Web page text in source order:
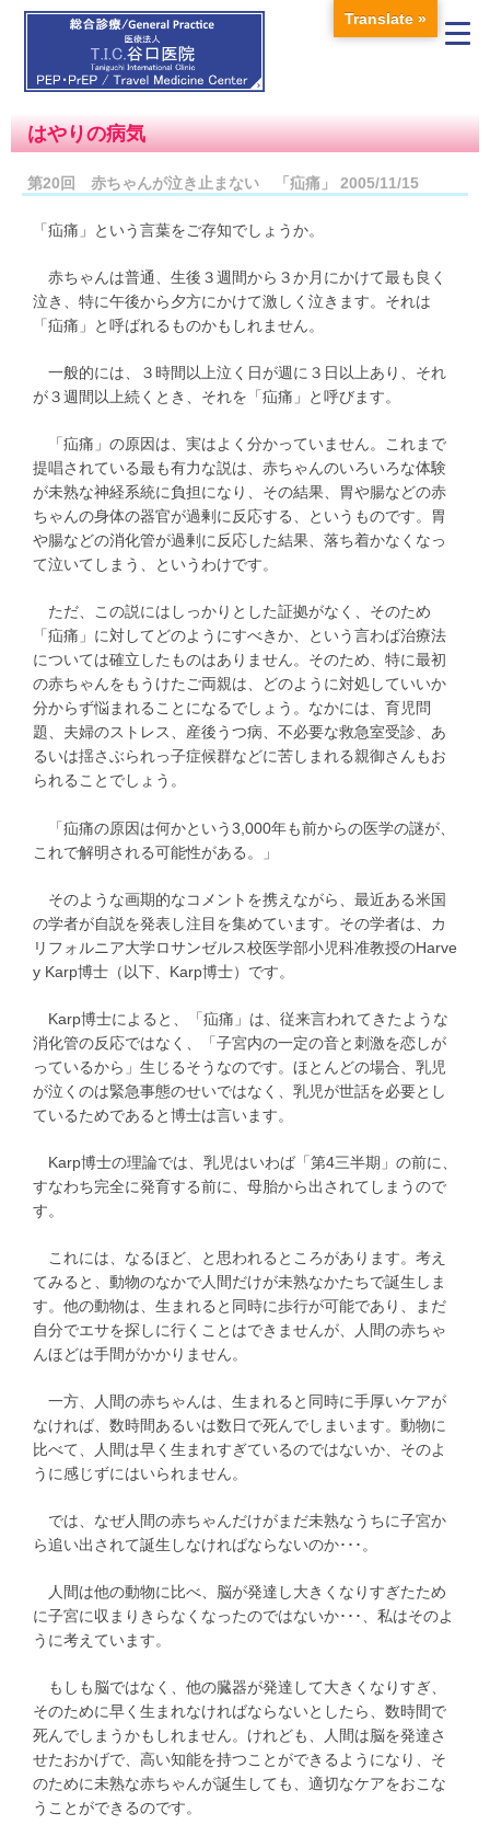
はやりの病気
第20回 赤ちゃんが泣き止まない 「疝痛」 2005/11/15
「疝痛」という言葉をご存知でしょうか。
赤ちゃんは普通、生後３週間から３か月にかけて最も良く
泣き、特に午後から夕方にかけて激しく泣きます。それは
「疝痛」と呼ばれるものかもしれません。
一般的には、３時間以上泣く日が週に３日以上あり、それ
が３週間以上続くとき、それを「疝痛」と呼びます。
「疝痛」の原因は、実はよく分かっていません。これまで
提唱されている最も有力な説は、赤ちゃんのいろいろな体験
が未熟な神経系統に負担になり、その結果、胃や腸などの赤
ちゃんの身体の器官が過剰に反応する、というものです。胃
や腸などの消化管が過剰に反応した結果、落ち着かなくなっ
て泣いてしまう、というわけです。
ただ、この説にはしっかりとした証拠がなく、そのため
「疝痛」に対してどのようにすべきか、という言わば治療法
については確立したものはありません。そのため、特に最初
の赤ちゃんをもうけたご両親は、どのように対処していいか
分からず悩まれることになるでしょう。なかには、育児問
題、夫婦のストレス、産後うつ病、不必要な救急室受診、あ
るいは揺さぶられっ子症候群などに苦しまれる親御さんもお
られることでしょう。
「疝痛の原因は何かという3,000年も前からの医学の謎が、
これで解明される可能性がある。」
そのような画期的なコメントを携えながら、最近ある米国
の学者が自説を発表し注目を集めています。その学者は、カ
リフォルニア大学ロサンゼルス校医学部小児科准教授のHarve
y Karp博士（以下、Karp博士）です。
Karp博士によると、「疝痛」は、従来言われてきたような
消化管の反応ではなく、「子宮内の一定の音と刺激を恋しが
っているから」生じるそうなのです。ほとんどの場合、乳児
が泣くのは緊急事態のせいではなく、乳児が世話を必要とし
ているためであると博士は言います。
Karp博士の理論では、乳児はいわば「第4三半期」の前に、
すなわち完全に発育する前に、母胎から出されてしまうので
す。
これには、なるほど、と思われるところがあります。考え
てみると、動物のなかで人間だけが未熟なかたちで誕生しま
す。他の動物は、生まれると同時に歩行が可能であり、まだ
自分でエサを探しに行くことはできませんが、人間の赤ちゃ
んほどは手間がかかりません。
一方、人間の赤ちゃんは、生まれると同時に手厚いケアが
なければ、数時間あるいは数日で死んでしまいます。動物に
比べて、人間は早く生まれすぎているのではないか、そのよ
うに感じずにはいられません。
では、なぜ人間の赤ちゃんだけがまだ未熟なうちに子宮か
ら追い出されて誕生しなければならないのか･･･。
人間は他の動物に比べ、脳が発達し大きくなりすぎたため
に子宮に収まりきらなくなったのではないか･･･、私はそのよ
うに考えています。
もしも脳ではなく、他の臓器が発達して大きくなりすぎ、
そのために早く生まれなければならないとしたら、数時間で
死んでしまうかもしれません。けれども、人間は脳を発達さ
せたおかげで、高い知能を持つことができるようになり、そ
のために未熟な赤ちゃんが誕生しても、適切なケアをおこな
うことができるのです。
Translate »